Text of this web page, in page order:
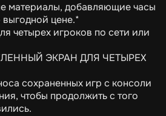
материалы, добавляющие часы
цене.*
четырех игроков по сети или
ЭКРАН ДЛЯ ЧЕТЫРЕХ
сохраненных игр с консоли
чтобы продолжить с того